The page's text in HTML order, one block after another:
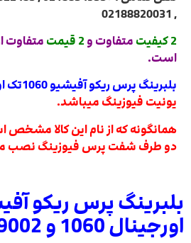
, 02188820031
2 کیفیت
متفاوت و 2 قیمت
متفاوت
است.
بلبرینگ پرس ریکو آفیشیو 1060تک اورجینال
یونیت فیوزینگ میباشد.
همانگونه که از نام این کالا مشخص
دو طرف شفت پرس فیوزینگ نصب
بلبرینگ پرس ریکو
اورجینال 1060 و 9002